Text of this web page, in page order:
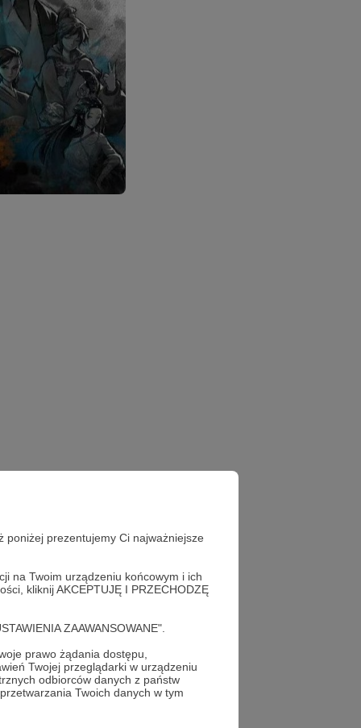
poniżej prezentujemy Ci najważniejsze
na Twoim urządzeniu końcowym i ich
kliknij AKCEPTUJĘ I PRZECHODZĘ
ZAAWANSOWANE".
prawo żądania dostępu,
Twojej przeglądarki w urządzeniu
odbiorców danych z państw
Twoich danych w tym
profil autora